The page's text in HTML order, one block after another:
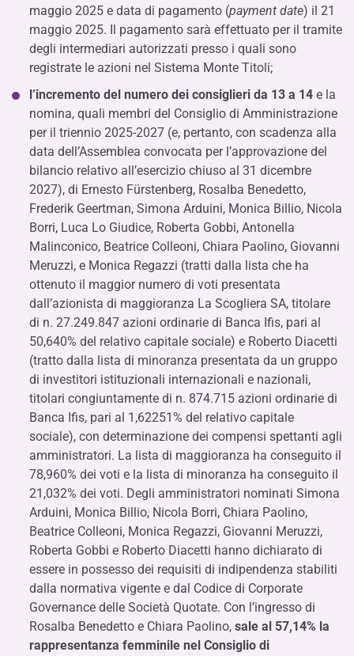
maggio 2025 e data di pagamento (payment date) il 21
maggio 2025. Il pagamento sarà effettuato per il tramite
degli intermediari autorizzati presso i quali sono
registrate le azioni nel Sistema Monte Titoli;
l’incremento del numero dei consiglieri da 13 a 14 e la
nomina, quali membri del Consiglio di Amministrazione
per il triennio 2025-2027 (e, pertanto, con scadenza alla
data dell’Assemblea convocata per l’approvazione del
bilancio relativo all’esercizio chiuso al 31 dicembre
2027), di Ernesto Fürstenberg, Rosalba Benedetto,
Frederik Geertman, Simona Arduini, Monica Billio, Nicola
Borri, Luca Lo Giudice, Roberta Gobbi, Antonella
Malinconico, Beatrice Colleoni, Chiara Paolino, Giovanni
Meruzzi, e Monica Regazzi (tratti dalla lista che ha
ottenuto il maggior numero di voti presentata
dall’azionista di maggioranza La Scogliera SA, titolare
di n. 27.249.847 azioni ordinarie di Banca Ifis, pari al
50,640% del relativo capitale sociale) e Roberto Diacetti
(tratto dalla lista di minoranza presentata da un gruppo
di investitori istituzionali internazionali e nazionali,
titolari congiuntamente di n. 874.715 azioni ordinarie di
Banca Ifis, pari al 1,62251% del relativo capitale
sociale), con determinazione dei compensi spettanti agli
amministratori. La lista di maggioranza ha conseguito il
78,960% dei voti e la lista di minoranza ha conseguito il
21,032% dei voti. Degli amministratori nominati Simona
Arduini, Monica Billio, Nicola Borri, Chiara Paolino,
Beatrice Colleoni, Monica Regazzi, Giovanni Meruzzi,
Roberta Gobbi e Roberto Diacetti hanno dichiarato di
essere in possesso dei requisiti di indipendenza stabiliti
dalla normativa vigente e dal Codice di Corporate
Governance delle Società Quotate. Con l’ingresso di
Rosalba Benedetto e Chiara Paolino, sale al 57,14% la
rappresentanza femminile nel Consiglio di